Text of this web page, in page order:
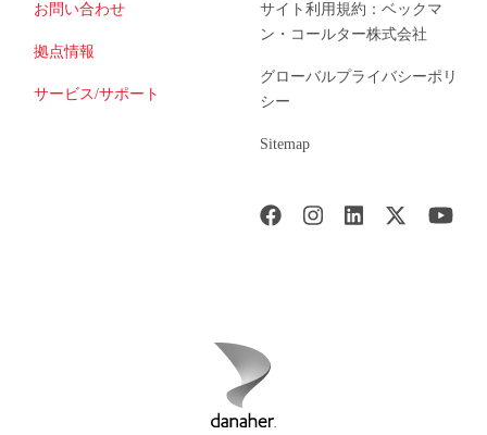
お問い合わせ
拠点情報
サービス/サポート
サイト利用規約：ベックマ
ン・コールター株式会社
グローバルプライバシーポリ
シー
Sitemap